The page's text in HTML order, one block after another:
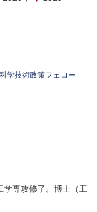
学技術政策フェロー
学専攻修了。博士（工